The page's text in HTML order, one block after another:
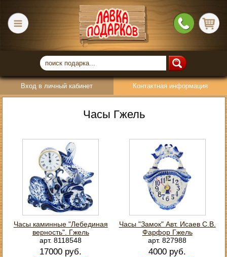
Вход в личный кабинет Контактная информация
Часы Гжель
Часы каминные "Лебединая
верность". Гжель
арт. 8118548
17000 руб.
Часы "Замок" Авт. Исаев С.В.
Фарфор Гжель
арт. 827988
4000 руб.